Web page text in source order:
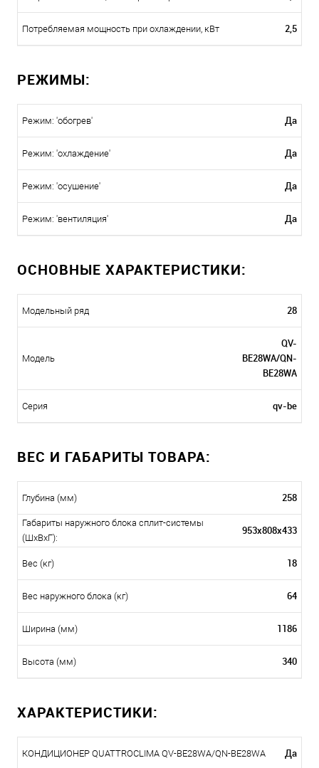
Потребляемая мощность при охлаждении, кВт 2,5
РЕЖИМЫ:
Режим: 'обогрев' Да
Режим: 'охлаждение' Да
Режим: 'осушение' Да
Режим: 'вентиляция' Да
ОСНОВНЫЕ ХАРАКТЕРИСТИКИ:
Модельный ряд 28
Модель
QV-
BE28WA/QN-
BE28WA
Серия qv-be
ВЕС И ГАБАРИТЫ ТОВАРА:
Глубина (мм) 258
Габариты наружного блока сплит-системы
(ШxВxГ):
953x808x433
Вес (кг) 18
Вес наружного блока (кг) 64
Ширина (мм) 1186
Высота (мм) 340
ХАРАКТЕРИСТИКИ:
КОНДИЦИОНЕР QUATTROCLIMA QV-BE28WA/QN-BE28WA Да